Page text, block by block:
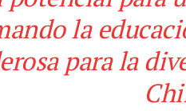
la
para la